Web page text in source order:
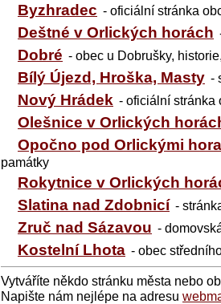
Byzhradec - oficiální stránka
Deštné v Orlických horách
Dobré - obec u Dobrušky,
Bílý Újezd, Hroška, Masty -
Nový Hrádek - oficiální stránka
Olešnice v Orlických
Opočno pod Orlickými
památky
Rokytnice v Orlických
Slatina nad Zdobnicí -
Zruč nad Sázavou -
Kostelní Lhota - obec
Vytváříte někdo stránku města nebo
Napište nám nejlépe na adresu